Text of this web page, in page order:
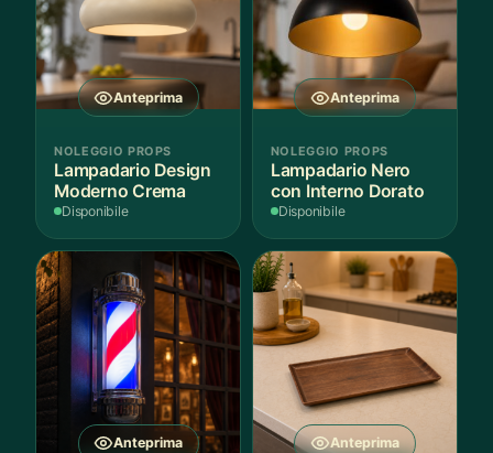
Anteprima
NOLEGGIO PROPS
Lampadario Design
Moderno Crema
Disponibile
Anteprima
NOLEGGIO PROPS
Lampadario Nero
con Interno Dorato
Disponibile
Anteprima Anteprima